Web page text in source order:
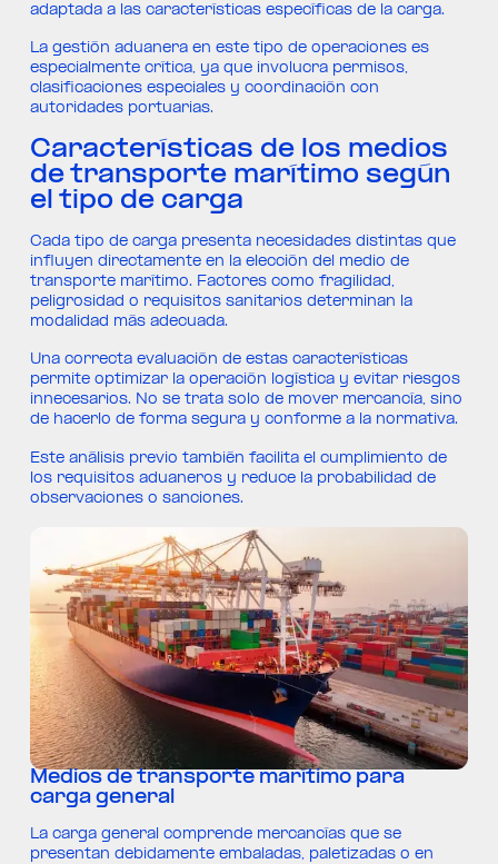
adaptada a las características específicas de la carga.
La gestión aduanera en este tipo de operaciones es
especialmente crítica, ya que involucra permisos,
clasificaciones especiales y coordinación con
autoridades portuarias.
Características de los medios
de transporte marítimo según
el tipo de carga
Cada tipo de carga presenta necesidades distintas que
influyen directamente en la elección del medio de
transporte marítimo. Factores como fragilidad,
peligrosidad o requisitos sanitarios determinan la
modalidad más adecuada.
Una correcta evaluación de estas características
permite optimizar la operación logística y evitar riesgos
innecesarios. No se trata solo de mover mercancía, sino
de hacerlo de forma segura y conforme a la normativa.
Este análisis previo también facilita el cumplimiento de
los requisitos aduaneros y reduce la probabilidad de
observaciones o sanciones.
Medios de transporte marítimo para
carga general
La carga general comprende mercancías que se
presentan debidamente embaladas, paletizadas o en